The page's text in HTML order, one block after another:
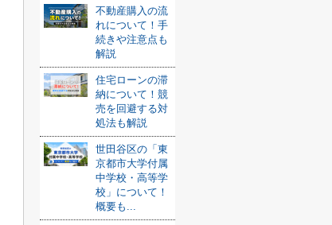
不動産購入の流
れについて！手
続きや注意点も
解説
住宅ローンの滞
納について！競
売を回避する対
処法も解説
世田谷区の「東
京都市大学付属
中学校・高等学
校」について！
概要も...